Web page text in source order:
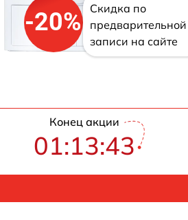
-20%
Скидка по
предварительной
записи на сайте
Конец акции
01:13:42